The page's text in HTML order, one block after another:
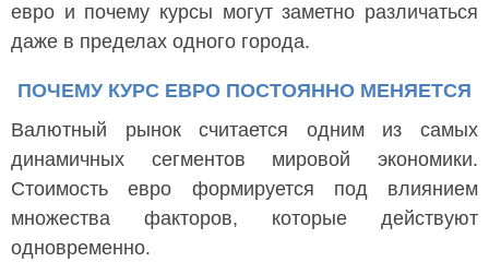
евро и почему курсы могут заметно различаться
даже в пределах одного города.
ПОЧЕМУ КУРС ЕВРО ПОСТОЯННО МЕНЯЕТСЯ
Валютный рынок считается одним из самых
динамичных сегментов мировой экономики.
Стоимость евро формируется под влиянием
множества факторов, которые действуют
одновременно.